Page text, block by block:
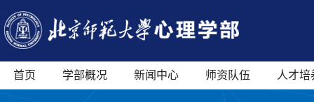
首页 学部概况 新闻中心 师资队伍 人才培